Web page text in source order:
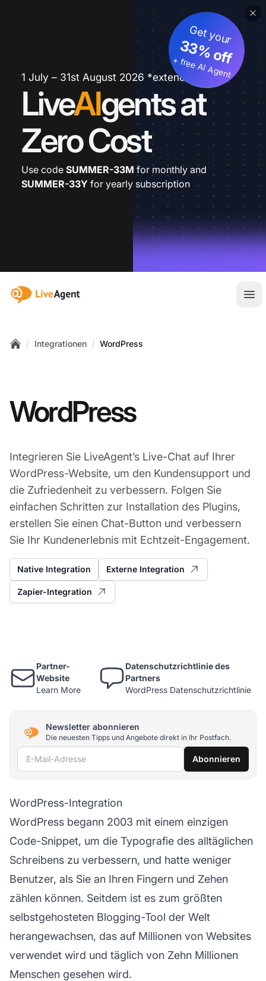
1 July – 31st August 2026 *extended
LiveAIgents at
Zero Cost
Get your
33% off
+ free AI Agent
Use code SUMMER-33M for monthly and
SUMMER-33Y for yearly subscription
:site.title
/ Integrationen / WordPress
WordPress
Integrieren Sie LiveAgent’s Live-Chat auf Ihrer
WordPress-Website, um den Kundensupport und
die Zufriedenheit zu verbessern. Folgen Sie
einfachen Schritten zur Installation des Plugins,
erstellen Sie einen Chat-Button und verbessern
Sie Ihr Kundenerlebnis mit Echtzeit-Engagement.
Native Integration Externe Integration
Zapier-Integration
Partner-
Website
Learn More
Datenschutzrichtlinie des
Partners
WordPress Datenschutzrichtlinie
Newsletter abonnieren
Die neuesten Tipps und Angebote direkt in Ihr Postfach.
E-Mail-Adresse Abonnieren
WordPress-Integration
WordPress begann 2003 mit einem einzigen
Code-Snippet, um die Typografie des alltäglichen
Schreibens zu verbessern, und hatte weniger
Benutzer, als Sie an Ihren Fingern und Zehen
zählen können. Seitdem ist es zum größten
selbstgehosteten Blogging-Tool der Welt
herangewachsen, das auf Millionen von Websites
verwendet wird und täglich von Zehn Millionen
Menschen gesehen wird.